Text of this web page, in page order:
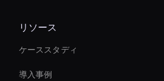
リソース
ケーススタディ
導入事例